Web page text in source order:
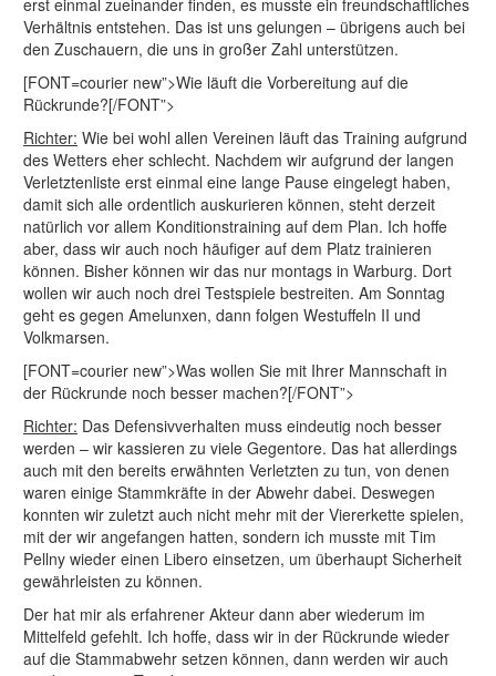
Verhältnis entstehen. Das ist uns gelungen – übrigens auch bei
den Zuschauern, die uns in großer Zahl unterstützen.
[FONT=courier new”>Wie läuft die Vorbereitung auf die
Rückrunde?[/FONT”>
Richter: Wie bei wohl allen Vereinen läuft das Training aufgrund
des Wetters eher schlecht. Nachdem wir aufgrund der langen
Verletztenliste erst einmal eine lange Pause eingelegt haben,
damit sich alle ordentlich auskurieren können, steht derzeit
natürlich vor allem Konditionstraining auf dem Plan. Ich hoffe
aber, dass wir auch noch häufiger auf dem Platz trainieren
können. Bisher können wir das nur montags in Warburg. Dort
wollen wir auch noch drei Testspiele bestreiten. Am Sonntag
geht es gegen Amelunxen, dann folgen Westuffeln II und
Volkmarsen.
[FONT=courier new”>Was wollen Sie mit Ihrer Mannschaft in
der Rückrunde noch besser machen?[/FONT”>
Richter: Das Defensivverhalten muss eindeutig noch besser
werden – wir kassieren zu viele Gegentore. Das hat allerdings
auch mit den bereits erwähnten Verletzten zu tun, von denen
waren einige Stammkräfte in der Abwehr dabei. Deswegen
konnten wir zuletzt auch nicht mehr mit der Viererkette spielen,
mit der wir angefangen hatten, sondern ich musste mit Tim
Pellny wieder einen Libero einsetzen, um überhaupt Sicherheit
gewährleisten zu können.
Der hat mir als erfahrener Akteur dann aber wiederum im
Mittelfeld gefehlt. Ich hoffe, dass wir in der Rückrunde wieder
auf die Stammabwehr setzen können, dann werden wir auch